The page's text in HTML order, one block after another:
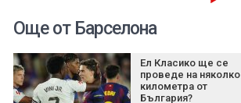
Още от Барселона
Ел Класико ще се
проведе на няколко
километра от
България?